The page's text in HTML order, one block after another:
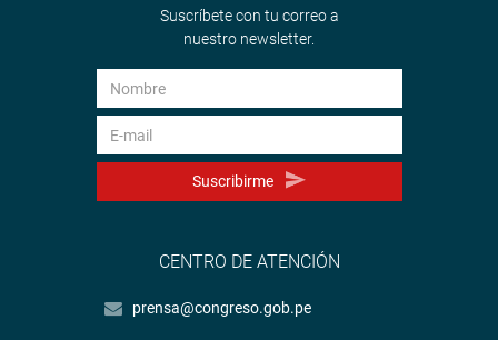
Suscríbete con tu correo a
nuestro newsletter.
Suscribirme
CENTRO DE ATENCIÓN
prensa@congreso.gob.pe